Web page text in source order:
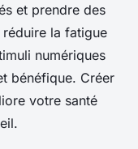
et prendre des
la fatigue
numériques
bénéfique. Créer
votre santé